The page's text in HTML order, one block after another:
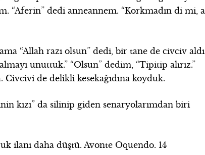
“Aferin” dedi anneannem. “Korkmadın di mi,
“Allah razı olsun” dedi, bir tane de civciv
unuttuk.” “Olsun” dedim, “Tipitip alırız.”
de delikli kesekağıdına koyduk.
kızı” da silinip giden senaryolarımdan biri
ilanı daha düştü. Avonte Oquendo. 14